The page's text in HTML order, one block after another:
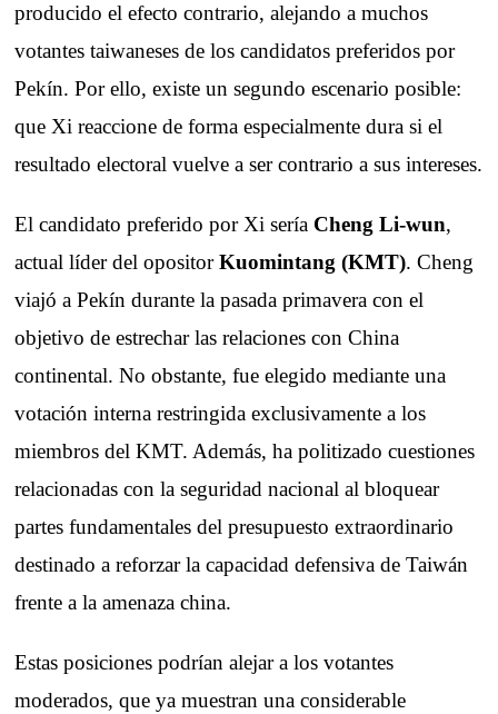
producido el efecto contrario, alejando a muchos
votantes taiwaneses de los candidatos preferidos por
Pekín. Por ello, existe un segundo escenario posible:
que Xi reaccione de forma especialmente dura si el
resultado electoral vuelve a ser contrario a sus intereses.
El candidato preferido por Xi sería Cheng Li-wun,
actual líder del opositorKuomintang (KMT). Cheng
viajó a Pekín durante la pasada primavera con el
objetivo de estrechar las relaciones con China
continental. No obstante, fue elegido mediante una
votación interna restringida exclusivamente a los
miembros del KMT. Además, ha politizado cuestiones
relacionadas con la seguridad nacional al bloquear
partes fundamentales del presupuesto extraordinario
destinado a reforzar la capacidad defensiva de Taiwán
frente a la amenaza china.
Estas posiciones podrían alejar a los votantes
moderados, que ya muestran una considerable